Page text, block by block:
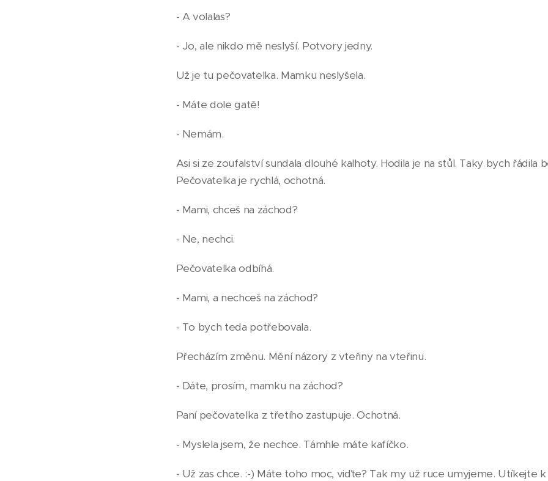
- A volalas?
- Jo, ale nikdo mě neslyší. Potvory jedny.
Už je tu pečovatelka. Mamku neslyšela.
- Máte dole gatě!
- Nemám.
Asi si ze zoufalství sundala dlouhé kalhoty. Hodila je na stůl. Taky bych řádila
Pečovatelka je rychlá, ochotná.
- Mami, chceš na záchod?
- Ne, nechci.
Pečovatelka odbíhá.
- Mami, a nechceš na záchod?
- To bych teda potřebovala.
Přecházím změnu. Mění názory z vteřiny na vteřinu.
- Dáte, prosím, mamku na záchod?
Paní pečovatelka z třetího zastupuje. Ochotná.
- Myslela jsem, že nechce. Támhle máte kafíčko.
- Už zas chce. :-) Máte toho moc, viďte? Tak my už ruce umyjeme. Utíkejte